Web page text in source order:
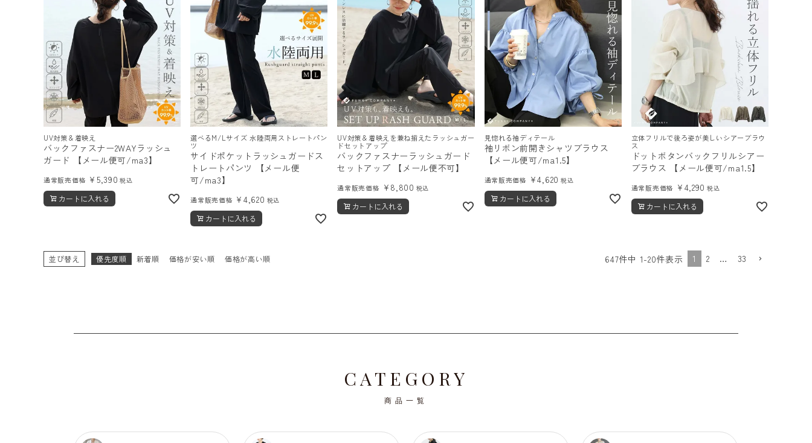
UV対策＆着映え
バックファスナー2WAYラッシュ
ガード 【メール便可/ma3】
通常販売価格 ¥ 5,390 税込
カートに入れる
選べるM/Lサイズ 水陸両用ストレートパン
ツ
サイドポケットラッシュガードス
トレートパンツ 【メール便
可/ma3】
通常販売価格 ¥4,620 税込
カートに入れる
UV対策＆着映えを兼ね揃えたラッシュガー
ドセットアップ
バックファスナーラッシュガード
セットアップ 【メール便不可】
通常販売価格 ¥ 8,800 税込
カートに入れる
見惚れる袖ディテール
袖リボン前開きシャツブラウス
【メール便可/ma1.5】
通常販売価格 ¥4,620 税込
カートに入れる
立体フリルで後ろ姿が美しいシアーブラウ
ス
ドットボタンバックフリルシアー
ブラウス 【メール便可/ma1.5】
通常販売価格 ¥ 4,290 税込
カートに入れる
並び替え 優先度順 新着順 価格が安い順 価格が高い順 647件中 1-20件表示 1 2 … 33
CATEGORY
商品一覧